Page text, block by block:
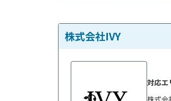
株式会社IVY
株式会
対応エ